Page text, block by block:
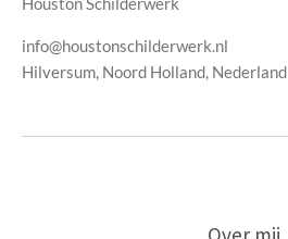
info@houstonschilderwerk.nl
Hilversum, Noord Holland, Nederland